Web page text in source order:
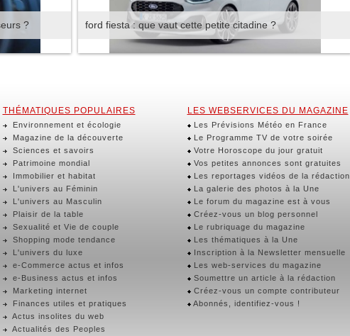
? ford fiesta : que vaut cette petite citadine ?
THÉMATIQUES POPULAIRES
Environnement et écologie
Magazine de la découverte
Sciences et savoirs
Patrimoine mondial
Immobilier et habitat
L'univers au Féminin
L'univers au Masculin
Plaisir de la table
Sexualité et Vie de couple
Shopping mode tendance
L'univers du luxe
e-Commerce actus et infos
e-Business actus et infos
Marketing internet
Finances utiles et pratiques
Actus insolites du web
Actualités des Peoples
LES WEBSERVICES DU MAGAZINE
Les Prévisions Météo en France
Le Programme TV de votre soirée
Votre Horoscope du jour gratuit
Vos petites annonces sont gratuites
Les reportages vidéos de la rédaction
La galerie des photos à la Une
Le forum du magazine est à vous
Créez-vous un blog personnel
Le rubriquage du magazine
Les thématiques à la Une
Inscription à la Newsletter mensuelle
Les web-services du magazine
Soumettre un article à la rédaction
Créez-vous un compte contributeur
Abonnés, identifiez-vous !